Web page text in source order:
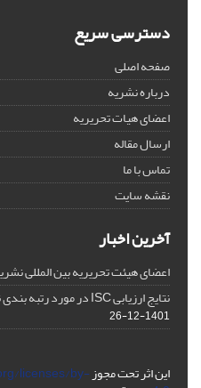
دسترسی سریع
صفحه اصلی
درباره نشریه
اعضای هیات تحریریه
ارسال مقاله
تماس با ما
نقشه سایت
آخرین اخبار
اعضای هیئت تحریریه بین المللی
نتایج ارزیابی ISC در مورد رتبه بندی نشریات علمی کشور در سال 1399
1401-12-26
این اثر تحت مجوزlicenses/by-